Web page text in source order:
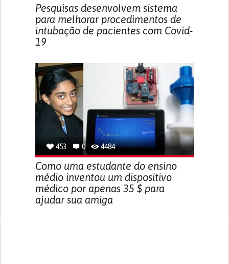
Pesquisas desenvolvem sistema
para melhorar procedimentos de
intubação de pacientes com Covid-
19
453 0 4484
Como uma estudante do ensino
médio inventou um dispositivo
médico por apenas 35 $ para
ajudar sua amiga